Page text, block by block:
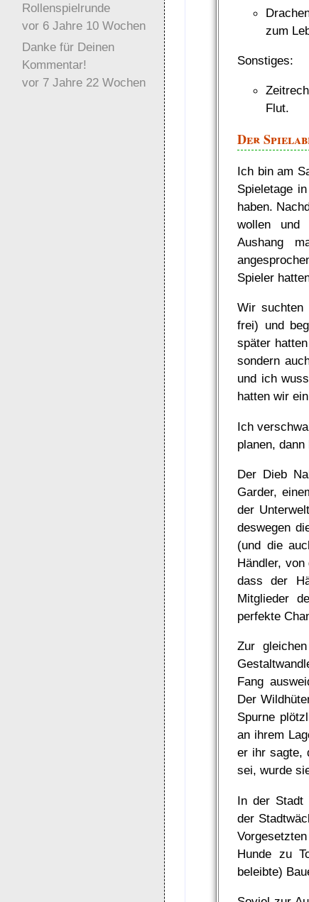
zum
Sonstiges:
Flut.
Der
Ich bin am
Spieletage
haben.
wollen und
Aushang
Spieler
Wir suchten
frei) und
später
sondern
und ich
hatten wir
Ich
planen,
Der Dieb
Garder,
der
deswegen
(und die
Händler,
dass der
Mitglieder
perfekte
Zur
Fang
Der
Spurne
an ihrem
er ihr sagte,
sei, wurde
In der Stadt
der
Hunde zu
beleibte)
Rollenspielrunde
vor 6 Jahre 10 Wochen
Danke für Deinen
Kommentar!
vor 7 Jahre 22 Wochen